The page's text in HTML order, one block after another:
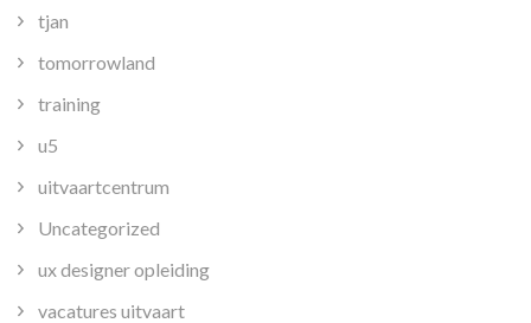
tjan
tomorrowland
training
u5
uitvaartcentrum
Uncategorized
ux designer opleiding
vacatures uitvaart